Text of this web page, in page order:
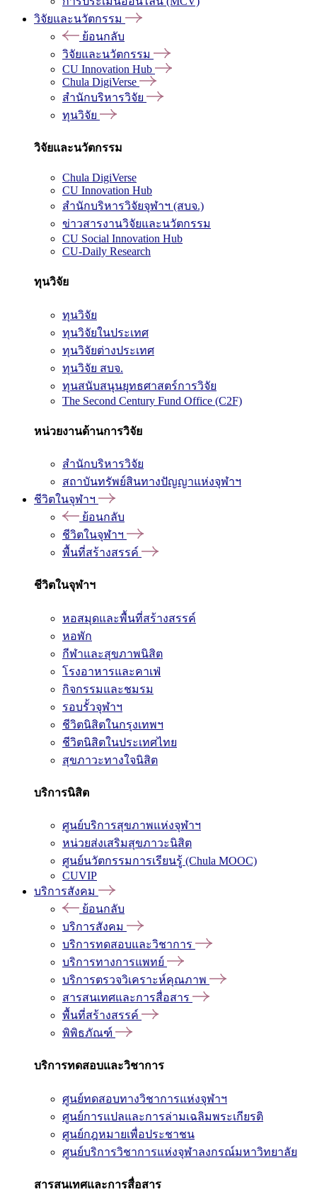
วิจัยและนวัตกรรม
ย้อนกลับ
วิจัยและนวัตกรรม
CU Innovation Hub
Chula DigiVerse
สำนักบริหารวิจัย
ทุนวิจัย
วิจัยและนวัตกรรม
Chula DigiVerse
CU Innovation Hub
สำนักบริหารวิจัยจุฬาฯ (สบจ.)
ข่าวสารงานวิจัยและนวัตกรรม
CU Social Innovation Hub
CU-Daily Research
ทุนวิจัย
ทุนวิจัย
ทุนวิจัยในประเทศ
ทุนวิจัยต่างประเทศ
ทุนวิจัย สบจ.
ทุนสนับสนุนยุทธศาสตร์การวิจัย
The Second Century Fund Office (C2F)
หน่วยงานด้านการวิจัย
สำนักบริหารวิจัย
สถาบันทรัพย์สินทางปัญญาแห่งจุฬาฯ
ชีวิตในจุฬาฯ
ย้อนกลับ
ชีวิตในจุฬาฯ
พื้นที่สร้างสรรค์
ชีวิตในจุฬาฯ
หอสมุดและพื้นที่สร้างสรรค์
หอพัก
กีฬาและสุขภาพนิสิต
โรงอาหารและคาเฟ่
กิจกรรมและชมรม
รอบรั้วจุฬาฯ
ชีวิตนิสิตในกรุงเทพฯ
ชีวิตนิสิตในประเทศไทย
สุขภาวะทางใจนิสิต
บริการนิสิต
ศูนย์บริการสุขภาพแห่งจุฬาฯ
หน่วยส่งเสริมสุขภาวะนิสิต
ศูนย์นวัตกรรมการเรียนรู้ (Chula MOOC)
CUVIP
บริการสังคม
ย้อนกลับ
บริการสังคม
บริการทดสอบและวิชาการ
บริการทางการแพทย์
บริการตรวจวิเคราะห์คุณภาพ
สารสนเทศและการสื่อสาร
พื้นที่สร้างสรรค์
พิพิธภัณฑ์
บริการทดสอบและวิชาการ
ศูนย์ทดสอบทางวิชาการแห่งจุฬาฯ
ศูนย์การแปลและการล่ามเฉลิมพระเกียรติ
ศูนย์กฎหมายเพื่อประชาชน
ศูนย์บริการวิชาการแห่งจุฬาลงกรณ์มหาวิทยาลัย
สารสนเทศและการสื่อสาร